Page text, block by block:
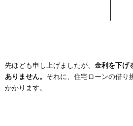
先ほども申し上げましたが、 金利を下げ
ありません。 それに、住宅ローンの借り
かかります。